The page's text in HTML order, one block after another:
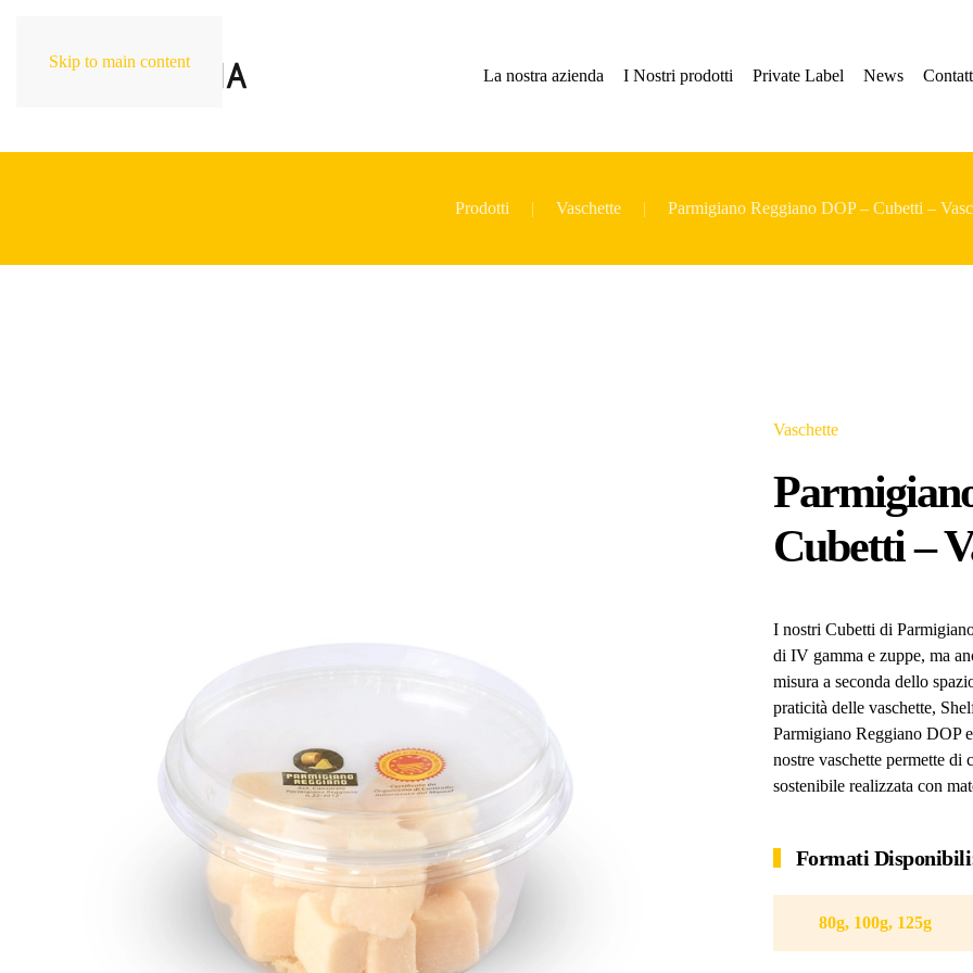
Skip to main content
La nostra azienda I Nostri prodotti Private Label News
Prodotti Vaschette Parmigiano Reggiano DOP – Cubetti –
Vaschette
Cubetti –
I nostri Cubetti di
di IV gamma e zuppe, ma
misura a seconda dello
praticità delle vaschette,
Parmigiano Reggiano DOP
nostre vaschette permette
sostenibile realizzata con
Formati
80g, 100g, 125g